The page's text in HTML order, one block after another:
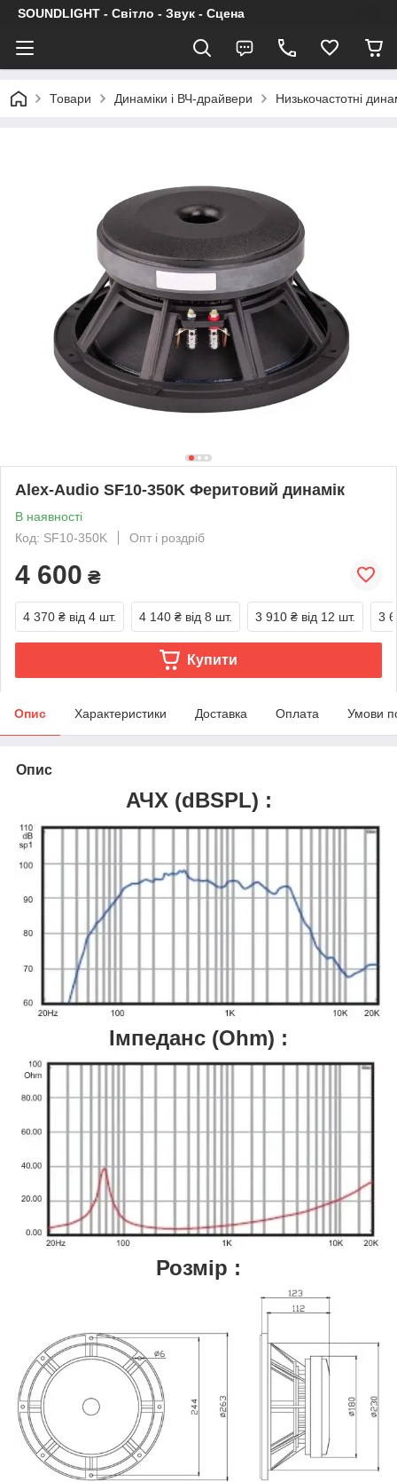
SOUNDLIGHT - Світло - Звук - Сцена
Товари Динаміки і ВЧ-драйвери Низькочастотні
Alex-Audio SF10-350K Феритовий динамік
В наявності
Код: SF10-350K
Опт і роздріб
4 600 ₴
4 370 ₴ від 4 шт. 4 140 ₴ від 8 шт. 3 910 ₴ від 12 шт. 3
Купити
Опис Характеристики Доставка Оплата Умови
Опис
АЧХ (dBSPL) :
Імпеданс (Ohm) :
Розмір :